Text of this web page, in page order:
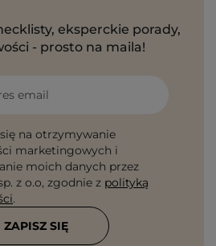
eksperckie porady,
- prosto na maila!
email
na otrzymywanie
marketingowych i
moich danych przez
z o.o, zgodnie z polityką
.
ZAPISZ SIĘ